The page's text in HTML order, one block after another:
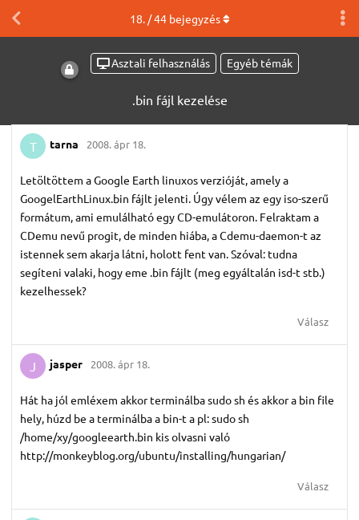
Asztali felhasználás Egyéb témák
.bin fájl kezelése
18. /44bejegyzés
T tarna 2008. ápr 18.
Letöltöttem a Google Earth linuxos verzióját, amely a
GoogelEarthLinux.bin fájlt jelenti. Úgy vélem az egy iso-szerű
formátum, ami emulálható egy CD-emulátoron. Felraktam a
CDemu nevű progit, de minden hiába, a Cdemu-daemon-t az
istennek sem akarja látni, holott fent van. Szóval: tudna
segíteni valaki, hogy eme .bin fájlt (meg egyáltalán isd-t stb.)
kezelhessek?
Válasz
J jasper 2008. ápr 18.
Hát ha jól emléxem akkor terminálba sudo sh és akkor a bin file
hely, húzd be a terminálba a bin-t a pl: sudo sh
/home/xy/googleearth.bin kis olvasni való
http://monkeyblog.org/ubuntu/installing/hungarian/
Válasz